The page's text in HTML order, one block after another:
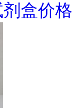
盒价格